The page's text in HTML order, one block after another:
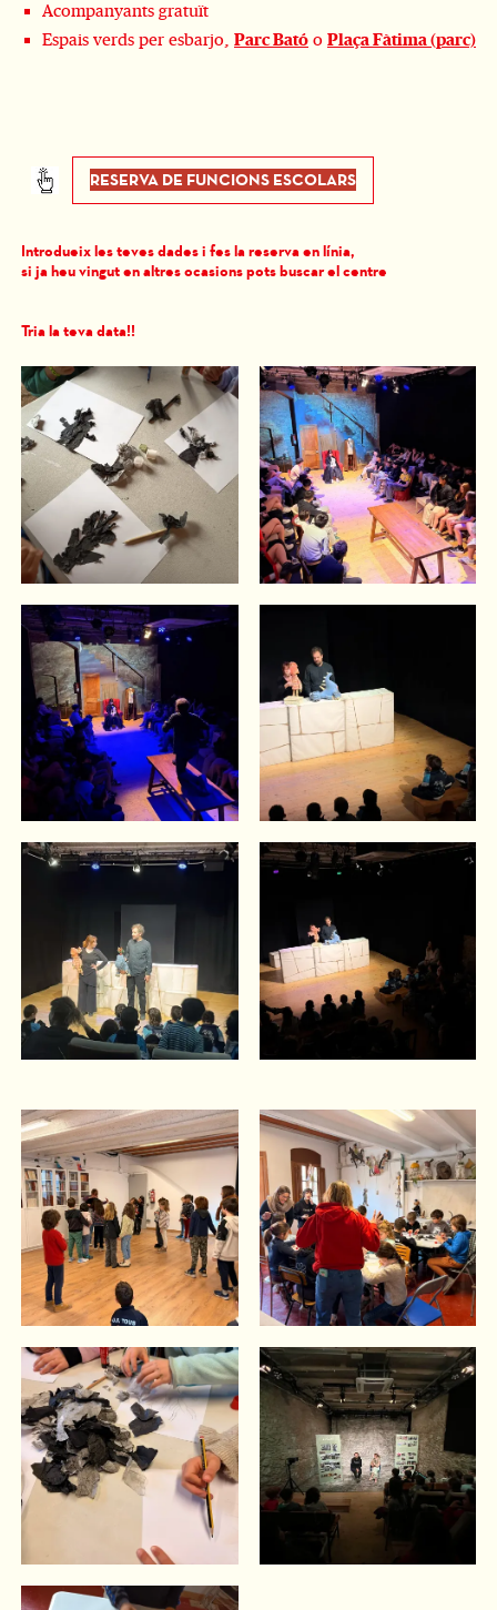
Acompanyants gratuït
Espais verds per esbarjo, Parc Bató o Plaça Fàtima (parc)
RESERVA DE FUNCIONS ESCOLARS
Introdueix les teves dades i fes la reserva en línia,
si ja heu vingut en altres ocasions pots buscar el centre
Tria la teva data!!